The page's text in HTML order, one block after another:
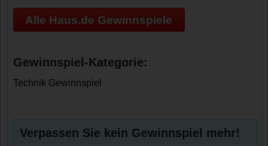
Alle Haus.de Gewinnspiele
Gewinnspiel-Kategorie:
Technik Gewinnspiel
Verpassen Sie kein Gewinnspiel mehr!